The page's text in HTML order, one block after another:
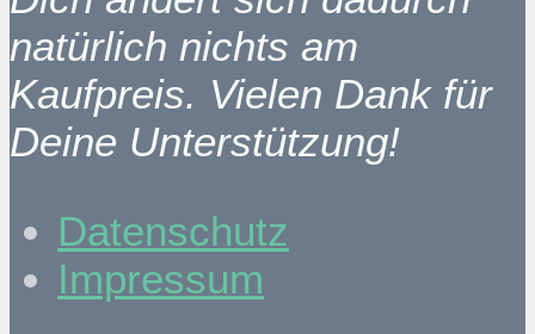
natürlich nichts am
Kaufpreis. Vielen Dank für
Deine Unterstützung!
Datenschutz
Impressum